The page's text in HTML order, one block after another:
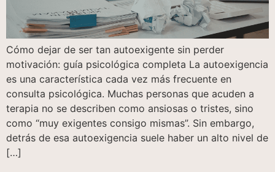
Cómo dejar de ser tan autoexigente sin perder
motivación: guía psicológica completa La autoexigencia
es una característica cada vez más frecuente en
consulta psicológica. Muchas personas que acuden a
terapia no se describen como ansiosas o tristes, sino
como “muy exigentes consigo mismas”. Sin embargo,
detrás de esa autoexigencia suele haber un alto nivel de
[…]